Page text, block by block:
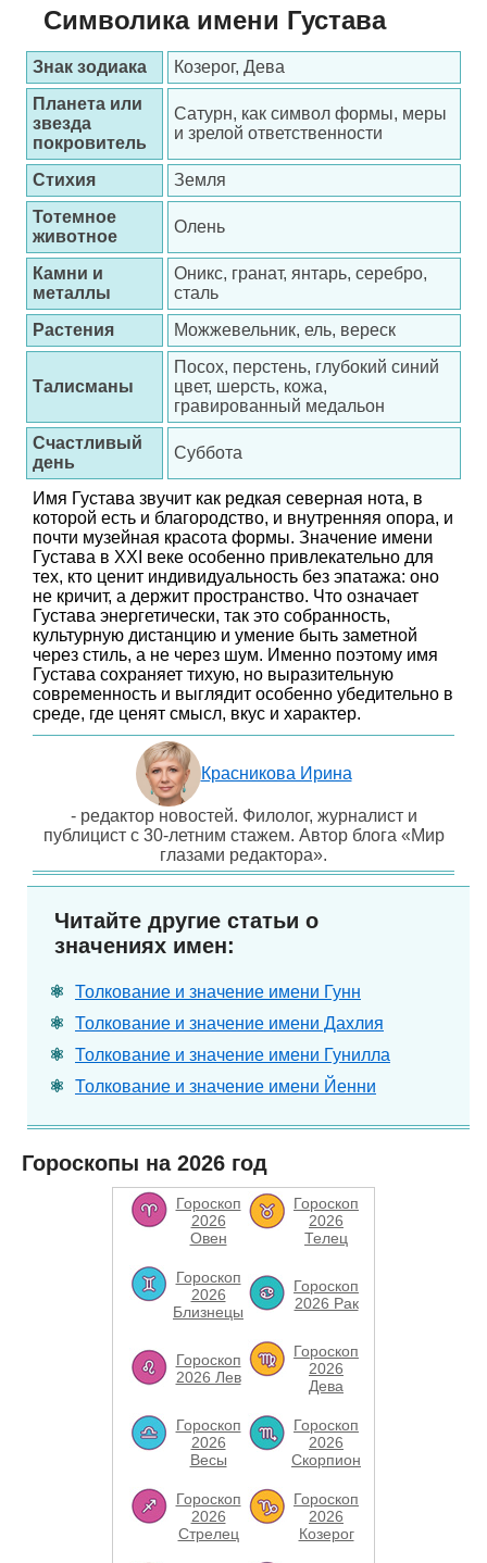
Символика имени Густава
Знак зодиака
Козерог, Дева
Планета или
звезда
покровитель
Сатурн, как символ формы, меры
и зрелой ответственности
Стихия
Земля
Тотемное
животное
Олень
Камни и
металлы
Оникс, гранат, янтарь, серебро,
сталь
Растения
Можжевельник, ель, вереск
Талисманы
Посох, перстень, глубокий синий
цвет, шерсть, кожа,
гравированный медальон
Счастливый
день
Суббота
Имя Густава звучит как редкая северная нота, в
которой есть и благородство, и внутренняя опора, и
почти музейная красота формы. Значение имени
Густава в XXI веке особенно привлекательно для
тех, кто ценит индивидуальность без эпатажа: оно
не кричит, а держит пространство. Что означает
Густава энергетически, так это собранность,
культурную дистанцию и умение быть заметной
через стиль, а не через шум. Именно поэтому имя
Густава сохраняет тихую, но выразительную
современность и выглядит особенно убедительно в
среде, где ценят смысл, вкус и характер.
Красникова Ирина
- редактор новостей. Филолог, журналист и
публицист с 30-летним стажем. Автор блога «Мир
глазами редактора».
Читайте другие статьи о
значениях имен:
Толкование и значение имени Гунн
Толкование и значение имени Дахлия
Толкование и значение имени Гунилла
Толкование и значение имени Йенни
Гороскопы на 2026 год
Гороскоп
2026
Овен
Гороскоп
2026
Телец
Гороскоп
2026
Близнецы
Гороскоп
2026 Рак
Гороскоп
2026 Лев
Гороскоп
2026
Дева
Гороскоп
2026
Весы
Гороскоп
2026
Скорпион
Гороскоп
2026
Стрелец
Гороскоп
2026
Козерог